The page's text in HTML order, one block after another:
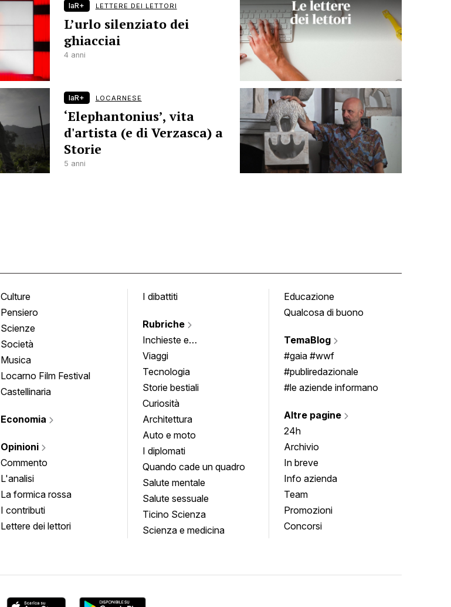
laR+ LETTERE DEI LETTORI
L’urlo silenziato dei
ghiacciai
4 anni
laR+ LOCARNESE
‘Elephantonius’, vita
d'artista (e di Verzasca) a
Storie
5 anni
Culture
Pensiero
Scienze
Società
Musica
Locarno Film Festival
Castellinaria
Economia
Opinioni
Commento
L'analisi
La formica rossa
I contributi
Lettere dei lettori
I dibattiti
Rubriche
Inchieste e
approfondimenti
Viaggi
Tecnologia
Storie bestiali
Curiosità
Architettura
Auto e moto
I diplomati
Quando cade un quadro
Salute mentale
Salute sessuale
Ticino Scienza
Scienza e medicina
Educazione
Qualcosa di buono
TemaBlog
#gaia #wwf
#publiredazionale
#le aziende informano
Altre pagine
24h
Archivio
In breve
Info azienda
Team
Promozioni
Concorsi